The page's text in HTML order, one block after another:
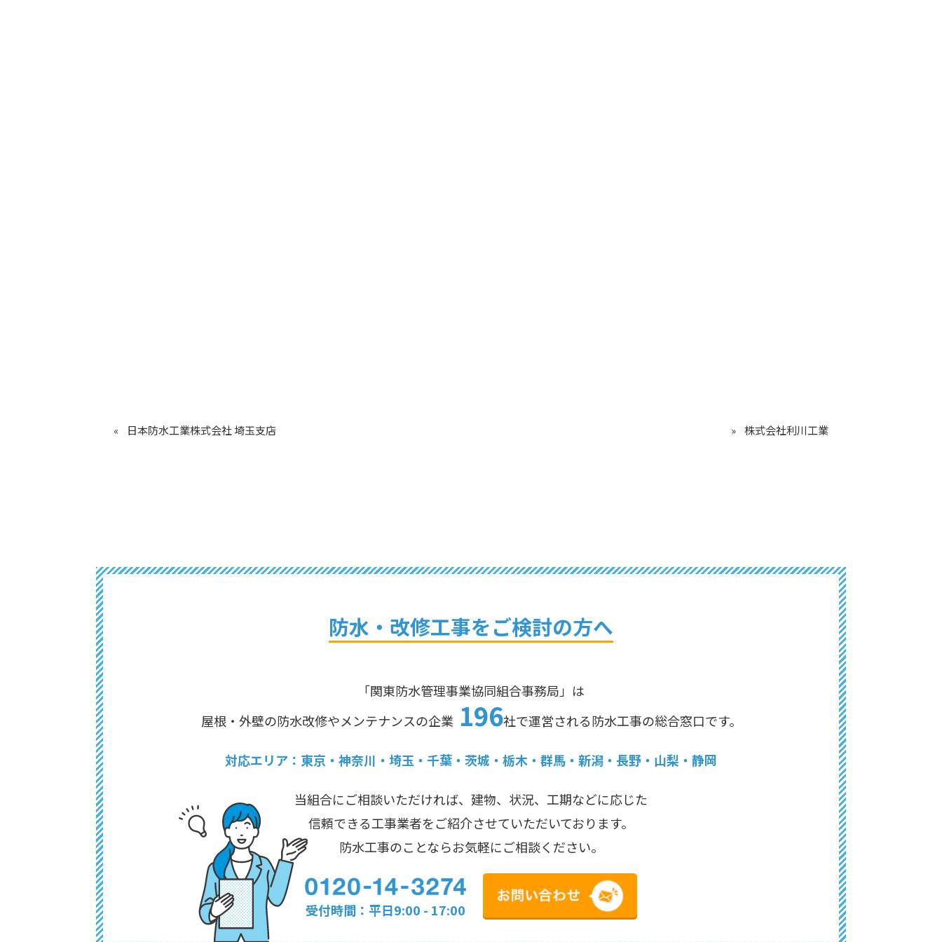
日本防水工業株式会社 埼玉支店 株式会社利川工業
防水・改修工事をご検討の方へ
「関東防水管理事業協同組合事務局」は
屋根・外壁の防水改修やメンテナンスの企業 196社で運営される防水工事の総合窓口です。
対応エリア：東京・神奈川・埼玉・千葉・茨城・栃木・群馬・新潟・長野・山梨・静岡
当組合にご相談いただければ、建物、状況、工期などに応じた
信頼できる工事業者をご紹介させていただいております。
防水工事のことならお気軽にご相談ください。
受付時間：平日9:00 - 17:00